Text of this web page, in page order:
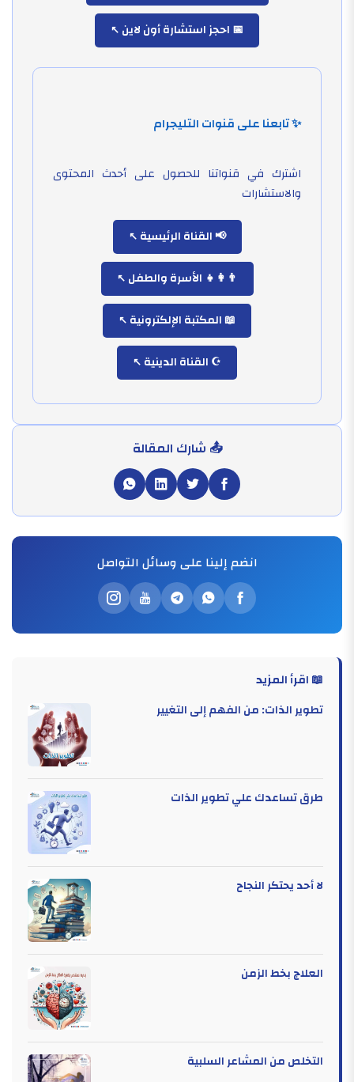
📅 احجز استشارة أون لاين
✨ تابعنا على قنوات التليجرام
اشترك في قنواتنا للحصول على أحدث المحتوى
والاستشارات
📢 القناة الرئيسية
👨‍👩‍👧 الأسرة والطفل
📖 المكتبة الإلكترونية
☪️ القناة الدينية
📤 شارك المقالة
انضم إلينا على وسائل التواصل
📖 اقرأ المزيد
تطوير الذات: من الفهم إلى التغيير
طرق تساعدك علي تطوير الذات
لا أحد يحتكر النجاح
العلاج بخط الزمن
التخلص من المشاعر السلبية